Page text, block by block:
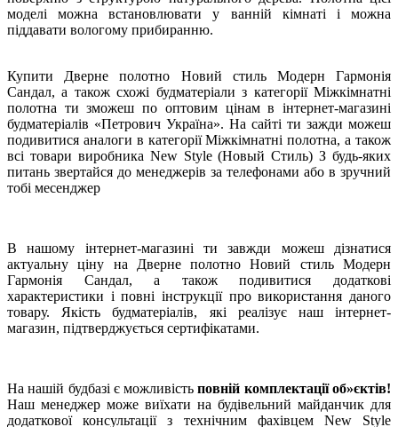
моделі можна встановлювати у ванній кімнаті і можна
піддавати вологому прибиранню.
Купити Дверне полотно Новий стиль Модерн Гармонія
Сандал, а також схожі будматеріали з категорії Міжкімнатні
полотна ти зможеш по оптовим цінам в інтернет-магазині
будматеріалів «Петрович Україна». На сайті ти зажди можеш
подивитися аналоги в категорії Міжкімнатні полотна, а також
всі товари виробника New Style (Новый Стиль) З будь-яких
питань звертайся до менеджерів за телефонами або в зручний
тобі месенджер
В нашому інтернет-магазині ти завжди можеш дізнатися
актуальну ціну на Дверне полотно Новий стиль Модерн
Гармонія Сандал, а також подивитися додаткові
характеристики і повні інструкції про використання даного
товару. Якість будматеріалів, які реалізує наш інтернет-
магазин, підтверджується сертифікатами.
На нашій будбазі є можливістьповній комплектації об»єктів!
Наш менеджер може виїхати на будівельний майданчик для
додаткової консультації з технічним фахівцем New Style